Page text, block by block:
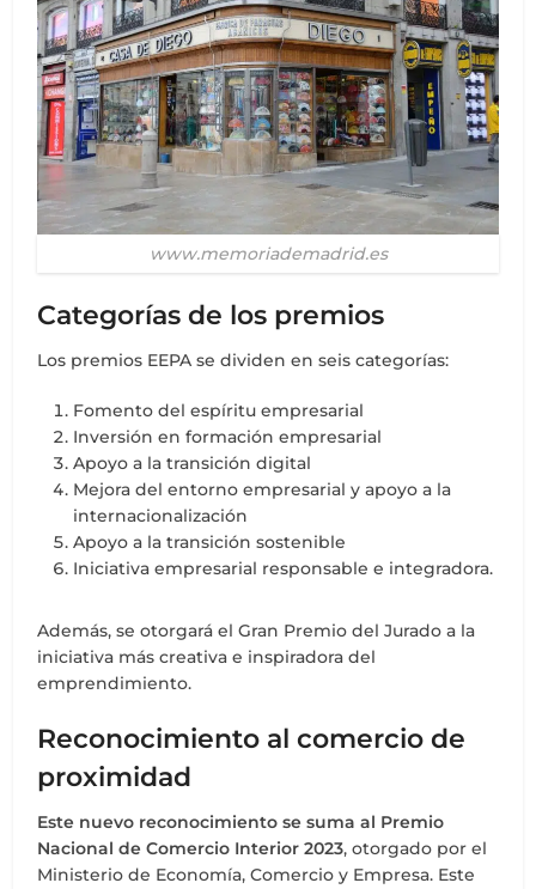
www.memoriademadrid.es
Categorías de los premios
Los premios EEPA se dividen en seis categorías:
Fomento del espíritu empresarial
Inversión en formación empresarial
Apoyo a la transición digital
Mejora del entorno empresarial y apoyo a la
internacionalización
Apoyo a la transición sostenible
Iniciativa empresarial responsable e integradora.
Además, se otorgará el Gran Premio del Jurado a la
iniciativa más creativa e inspiradora del
emprendimiento.
Reconocimiento al comercio de
proximidad
Este nuevo reconocimiento se suma al Premio
Nacional de Comercio Interior 2023, otorgado por el
Ministerio de Economía, Comercio y Empresa. Este